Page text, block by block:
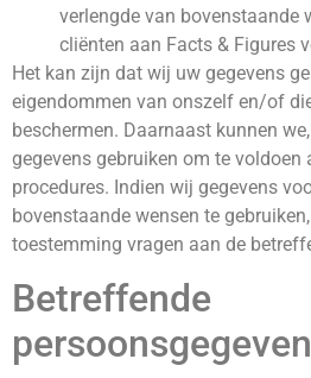
verlengde van bovenstaande
cliënten aan Facts & Figures
Het kan zijn dat wij uw gegevens
eigendommen van onszelf en/of
beschermen. Daarnaast kunnen
gegevens gebruiken om te voldoen
procedures. Indien wij gegevens
bovenstaande wensen te
toestemming vragen aan de
Betreffende